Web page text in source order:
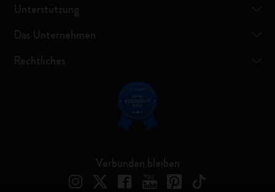
Unterstützung
Das Unternehmen
Rechtliches
Verbunden bleiben